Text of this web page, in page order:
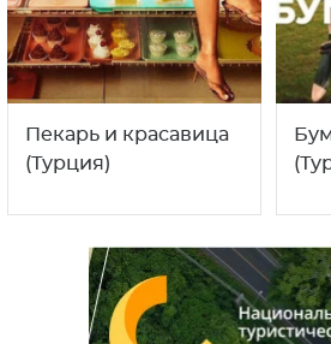
Пекарь и красавица
(Турция)